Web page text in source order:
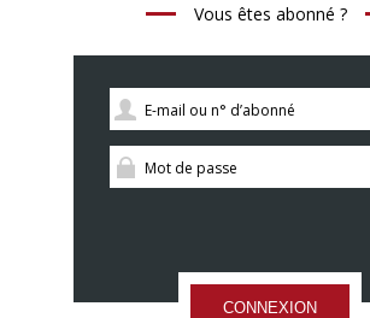
Vous êtes abonné ?
CONNEXION